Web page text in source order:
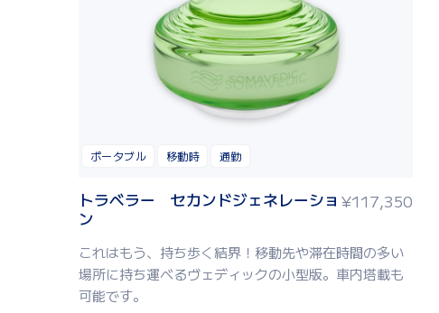
ポータブル 移動時 通勤
トラベラー セカンドジェネレーショ
ン
¥117,350
これはもう、持ち歩く結界！移動先や滞在時間の多い
場所に持ち運べるヴェディックの小型版。車内塔載も
可能です。